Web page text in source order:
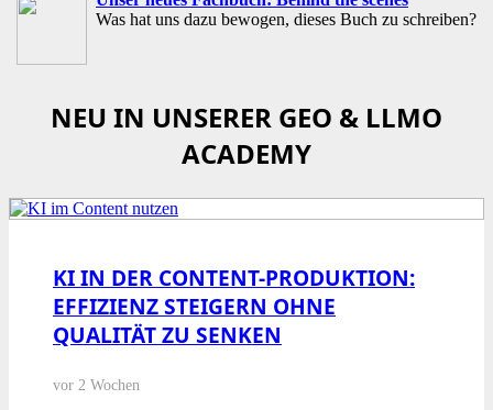
Was hat uns dazu bewogen, dieses Buch zu schreiben?
NEU IN UNSERER GEO & LLMO
ACADEMY
KI IN DER CONTENT-PRODUKTION:
EFFIZIENZ STEIGERN OHNE
QUALITÄT ZU SENKEN
vor 2 Wochen